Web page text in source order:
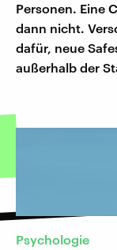
Personen. Eine
dann nicht.
dafür, neue
außerhalb der
Psychologie